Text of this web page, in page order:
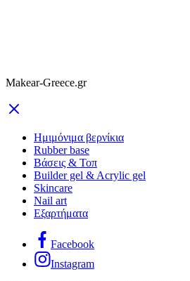
Makear-Greece.gr
Ημιμόνιμα βερνίκια
Rubber base
Βάσεις & Τοπ
Builder gel & Acrylic gel
Skincare
Nail art
Εξαρτήματα
Facebook
Instagram